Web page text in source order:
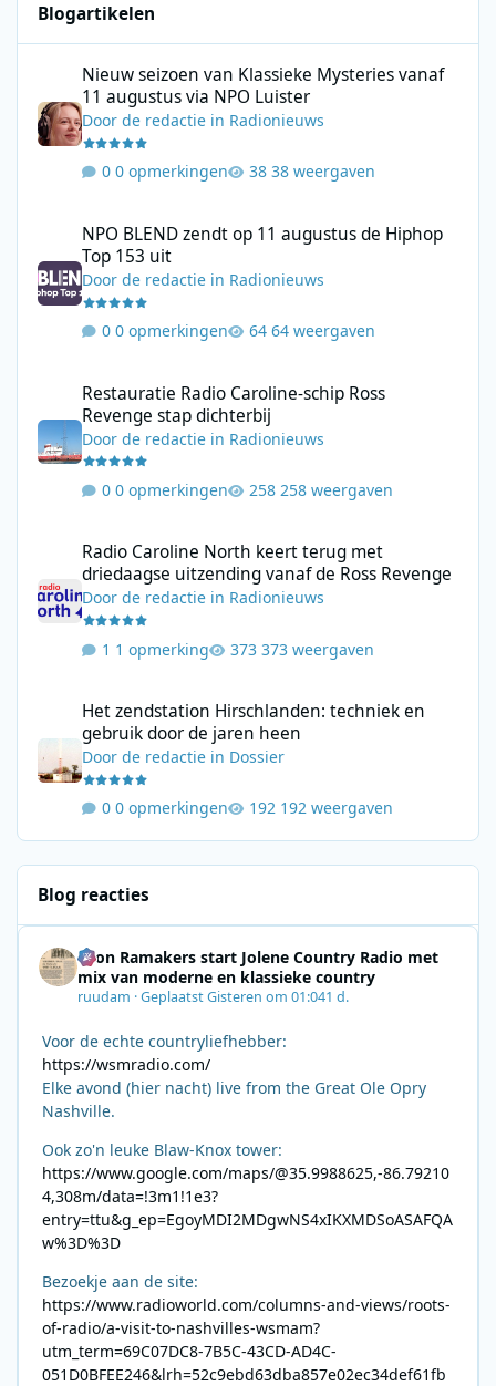
Blogartikelen
Nieuw seizoen van Klassieke Mysteries vanaf
11 augustus via NPO Luister
Doorde redactie in Radionieuws
0 opmerkingen 38 weergaven
NPO BLEND zendt op 11 augustus de Hiphop
Top 153 uit
Doorde redactie in Radionieuws
0 opmerkingen 64 weergaven
Restauratie Radio Caroline-schip Ross
Revenge stap dichterbij
Doorde redactie in Radionieuws
0 opmerkingen 258 weergaven
Radio Caroline North keert terug met
driedaagse uitzending vanaf de Ross Revenge
Doorde redactie in Radionieuws
1 opmerking 373 weergaven
Het zendstation Hirschlanden: techniek en
gebruik door de jaren heen
Doorde redactie in Dossier
0 opmerkingen 192 weergaven
Blog reacties
Leon Ramakers start Jolene Country Radio met
mix van moderne en klassieke country
ruudam ·GeplaatstGisteren om 01:041 d.
Voor de echte countryliefhebber:
https://wsmradio.com/
Elke avond (hier nacht) live from the Great Ole Opry
Nashville.
Ook zo'n leuke Blaw-Knox tower:
https://www.google.com/maps/@35.9988625,-86.79210
4,308m/data=!3m1!1e3?
entry=ttu&g_ep=EgoyMDI2MDgwNS4xIKXMDSoASAFQA
w%3D%3D
Bezoekje aan de site:
https://www.radioworld.com/columns-and-views/roots-
of-radio/a-visit-to-nashvilles-wsmam?
utm_term=69C07DC8-7B5C-43CD-AD4C-
051D0BFEE246&lrh=52c9ebd63dba857e02ec34def61fb